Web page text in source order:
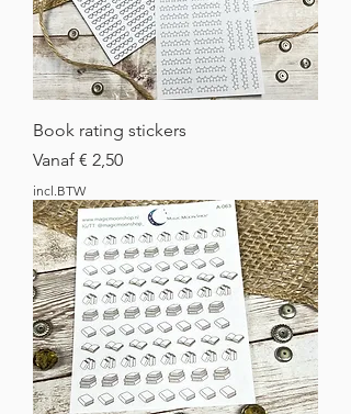
Book rating stickers
Vanaf € 2,50
Verkoopprijs
incl.BTW